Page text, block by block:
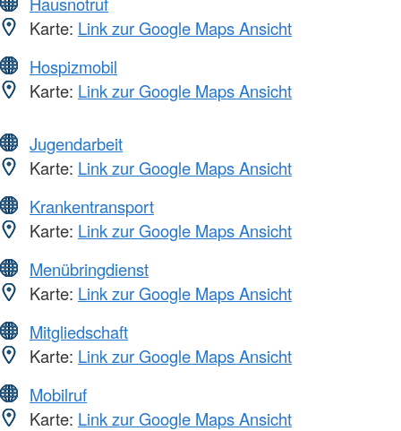
Karte: Link zur Google Maps Ansicht
Hospizmobil
Karte: Link zur Google Maps Ansicht
Jugendarbeit
Karte: Link zur Google Maps Ansicht
Krankentransport
Karte: Link zur Google Maps Ansicht
Menübringdienst
Karte: Link zur Google Maps Ansicht
Mitgliedschaft
Karte: Link zur Google Maps Ansicht
Mobilruf
Karte: Link zur Google Maps Ansicht